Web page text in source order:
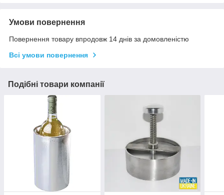
Умови повернення
Повернення товару впродовж 14 днів за домовленістю
Всі умови повернення
Подібні товари компанії